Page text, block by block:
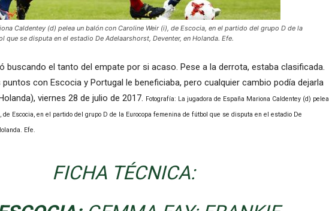
Caldentey (d) pelea un balón con Caroline Weir (i), de Escocia, en el partido del grupo D de la
que se disputa en el estadio De Adelaarshorst, Deventer, en Holanda. Efe.
buscando el tanto del empate por si acaso. Pese a la derrota, estaba clasificada.
con Escocia y Portugal le beneficiaba, pero cualquier cambio podía dejarla
viernes 28 de julio de 2017. Fotografía: La jugadora de España Mariona Caldentey (d) pelea
de Escocia, en el partido del grupo D de la Eurocopa femenina de fútbol que se disputa en el estadio De
Efe.
FICHA TÉCNICA: